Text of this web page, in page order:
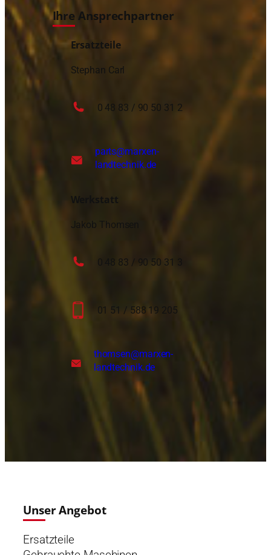
Ihre Ansprechpartner
Ersatzteile
Stephan Carl
0 48 83 / 90 50 31 2
parts@marxen-
landtechnik.de
Werkstatt
Jakob Thomsen
0 48 83 / 90 50 31 3
01 51 / 588 19 205
thomsen@marxen-
landtechnik.de
Unser Angebot
Ersatzteile